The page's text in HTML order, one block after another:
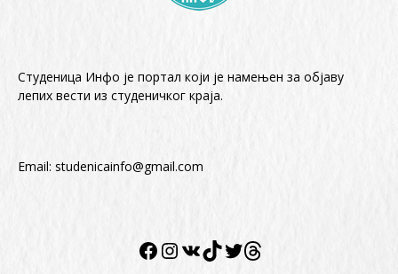
Студеница Инфо је портал који је намењен за објaву
лепих вести из студеничког краја.
Email: studenicainfo@gmail.com
Facebook
Instagram
VK TikTokTwitter
Twitter